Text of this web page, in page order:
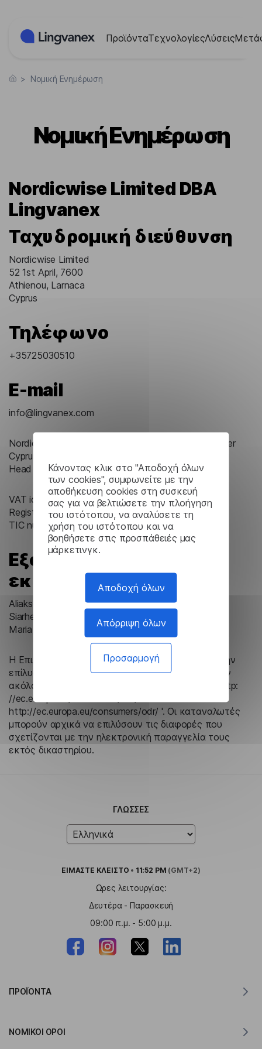
Κάνοντας κλικ στο "Αποδοχή όλων
των cookies", συμφωνείτε με την
αποθήκευση cookies στη συσκευή
σας για να βελτιώσετε την πλοήγηση
του ιστότοπου, να αναλύσετε τη
χρήση του ιστότοπου και να
βοηθήσετε στις προσπάθειές μας
μάρκετινγκ.
Αποδοχή όλων
Απόρριψη όλων
Προσαρμογή
ΠροϊόνταΤεχνολογίεςΛύσεις
> Νομική Ενημέρωση
Νομική Ενημέρωση
Nordicwise Limited DBA
Lingvanex
Ταχυδρομική διεύθυνση
Nordicwise Limited
52 1st April, 7600
Athienou, Larnaca
Cyprus
Τηλέφωνο
+35725030510
E-mail
info@lingvanex.com
Nordicwise Limited is a limited liability company under
Cyprus law
Head office in Athienou, Cyprus
VAT identification number: CY10367059A
Registration number: HE 367059
TIC number: 10367059A
Εξουσιοδοτημένοι
εκπρόσωποι
Aliaksei Rudak – CEO, Founder
Siarhei Nekhaichyk – CBDO, Attorney
Maria Pastou – Director
Η Επιτροπή της ΕΕ παρέχει μια πλατφόρμα για την
επίλυση διαφορών στο διαδίκτυο σύμφωνα με τον
ακόλουθο σύνδεσμο: 'a target =' _ blank 'href =' http:
//ec.europa.eu/consumers/odr/ '>
http://ec.europa.eu/consumers/odr/ '. Οι καταναλωτές
μπορούν αρχικά να επιλύσουν τις διαφορές που
σχετίζονται με την ηλεκτρονική παραγγελία τους
εκτός δικαστηρίου.
ΓΛΏΣΣΕΣ
ΕΙΜΑΣΤΕ ΚΛΕΙΣΤΟ • 11:52 PM (GMT+2)
Ωρες λειτουργίας:
Δευτέρα - Παρασκευή
09:00 π.μ. - 5:00 μ.μ.
ΠΡΟΪΌΝΤΑ
ΝΟΜΙΚΟΊ ΌΡΟΙ